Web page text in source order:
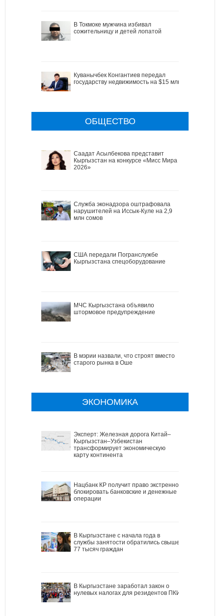
В Токмоке мужчина избивал
сожительницу и детей лопатой
Куванычбек Конгантиев передал
государству недвижимость на $15 млн
ОБЩЕСТВО
Саадат Асылбекова представит
Кыргызстан на конкурсе «Мисс Мира
2026»
Служба эконадзора оштрафовала
нарушителей на Иссык-Куле на 2,9
млн сомов
США передали Погранслужбе
Кыргызстана спецоборудование
МЧС Кыргызстана объявило
штормовое предупреждение
В мэрии назвали, что строят вместо
старого рынка в Оше
ЭКОНОМИКА
Эксперт: Железная дорога Китай–
Кыргызстан–Узбекистан
трансформирует экономическую
карту континента
Нацбанк КР получит право экстренно
блокировать банковские и денежные
операции
В Кыргызстане с начала года в
службы занятости обратились свыше
77 тысяч граждан
В Кыргызстане заработал закон о
нулевых налогах для резидентов ПКИ